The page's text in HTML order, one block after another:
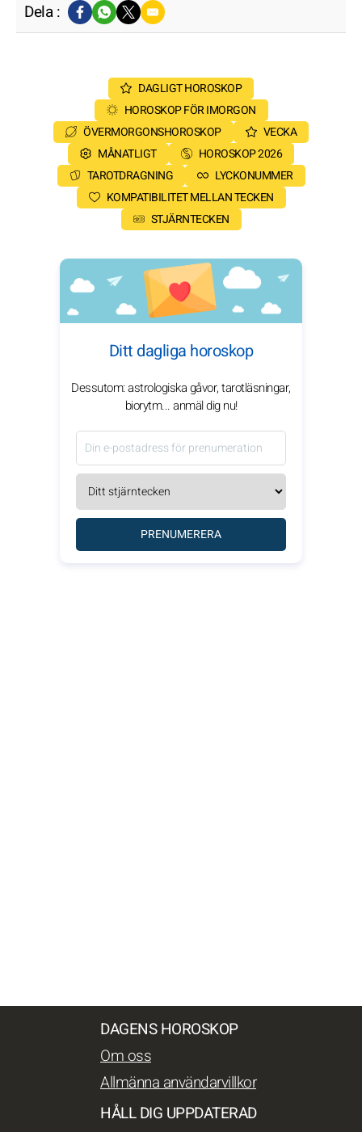
Dela :
DAGLIGT HOROSKOP
HOROSKOP FÖR IMORGON
ÖVERMORGONSHOROSKOP
VECKA
MÅNATLIGT
HOROSKOP 2026
TAROTDRAGNING
LYCKONUMMER
KOMPATIBILITET MELLAN TECKEN
STJÄRNTECKEN
Ditt dagliga horoskop
Dessutom: astrologiska gåvor, tarotläsningar,
biorytm... anmäl dig nu!
PRENUMERERA
DAGENS HOROSKOP
Om oss
Allmänna användarvillkor
HÅLL DIG UPPDATERAD